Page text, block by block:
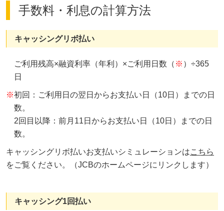
手数料・利息の計算方法
キャッシングリボ払い
ご利用残高×融資利率（年利）×ご利用日数（ ※ ）÷365
日
※初回：ご利用日の翌日からお支払い日（10日）までの日
数。
2回目以降：前月11日からお支払い日（10日）までの日
数。
キャッシングリボ払いお支払いシミュレーションはこちら
をご覧ください。（JCBのホームページにリンクします）
キャッシング1回払い